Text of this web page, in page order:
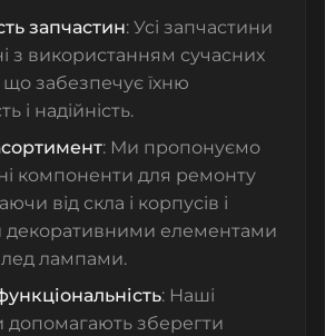
запчастин: Усі запчастини
з використанням сучасних
що забезпечує їхню
і надійність.
: Ми пропонуємо
компоненти для ремонту
від скла і корпусів і
декоративними елементами
лед лампами.
: Наші
допомагають зберегти